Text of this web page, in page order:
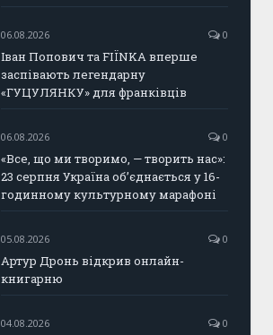
06.08.2026 0
Іван Попович та FIÏNKA вперше
заспівають легендарну
«ГУЦУЛЯНКУ» для франківців
06.08.2026 0
«Все, що ми творимо, — творить нас»:
23 серпня Україна об’єднається у 16-
годинному культурному марафоні
05.08.2026 0
Артур Дронь відкрив онлайн-
книгарню
04.08.2026 0